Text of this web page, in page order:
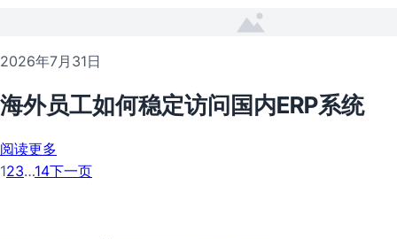
2026年7月31日
海外员工如何稳定访问国内ERP系统
阅读更多
123…14下一页